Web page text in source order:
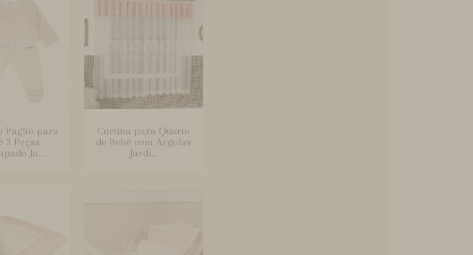
Pagão para
3 Peças
Ja...
Cortina para Quarto
de Bebê com Argolas
Jardi...